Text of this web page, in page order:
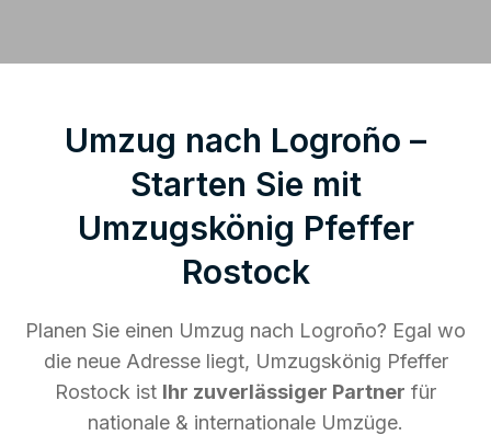
Umzug nach Logroño –
Starten Sie mit
Umzugskönig Pfeffer
Rostock
Planen Sie einen Umzug nach Logroño? Egal wo
die neue Adresse liegt, Umzugskönig Pfeffer
Rostock ist Ihr zuverlässiger Partner für
nationale & internationale Umzüge.